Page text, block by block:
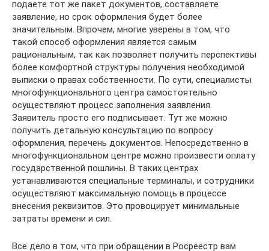
подаете тот же пакет документов, составляете
заявление, но срок оформления будет более
значительным. Впрочем, многие уверены в том, что
такой способ оформления является самым
рациональным, так как позволяет получить перспективы
более комфортной структуры получения необходимой
выписки о правах собственности. По сути, специалисты
многофункционального центра самостоятельно
осуществляют процесс заполнения заявления.
Заявитель просто его подписывает. Тут же можно
получить детальную консультацию по вопросу
оформления, перечень документов. Непосредственно в
многофункциональном центре можно произвести оплату
государственной пошлины. В таких центрах
устанавливаются специальные терминалы, и сотрудники
осуществляют максимальную помощь в процессе
внесения реквизитов. Это провоцирует минимальные
затраты времени и сил.
Все дело в том, что при обращении в Росреестр вам